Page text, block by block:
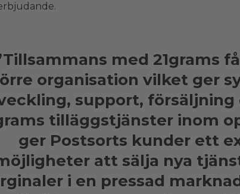
med 21grams
organisation vilket ger
support,
tilläggstjänster inom
ger Postsorts kunder ett
att sälja nya
i en pressad